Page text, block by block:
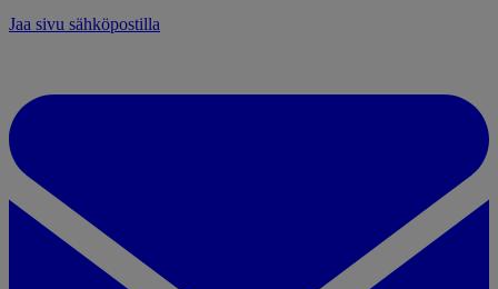
Jaa sivu sähköpostilla